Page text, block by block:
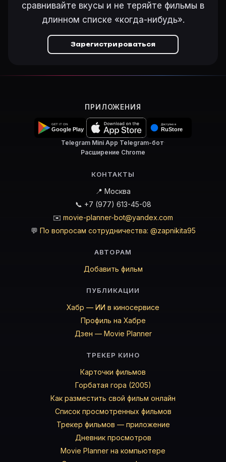
сравнивайте вкусы и не теряйте фильмы в
длинном списке «когда-нибудь».
Зарегистрироваться
ПРИЛОЖЕНИЯ
Telegram Mini App·Telegram-бот·
Расширение Chrome
КОНТАКТЫ
📍 Москва
📞 +7 (977) 613-45-08
✉️ movie-planner-bot@yandex.com
💬 По вопросам сотрудничества: @zapnikita95
АВТОРАМ
Добавить фильм
ПУБЛИКАЦИИ
Хабр — ИИ в киносервисе
Профиль на Хабре
Дзен — Movie Planner
ТРЕКЕР КИНО
Карточки фильмов
Горбатая гора (2005)
Как разместить свой фильм онлайн
Список просмотренных фильмов
Трекер фильмов — приложение
Дневник просмотров
Movie Planner на компьютере